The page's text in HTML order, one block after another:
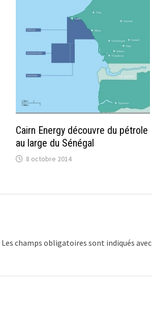
Cairn Energy découvre du pétrole
au large du Sénégal
8 octobre 2014
Les champs obligatoires sont indiqués avec